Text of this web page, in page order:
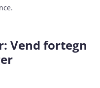
Vend fortegn